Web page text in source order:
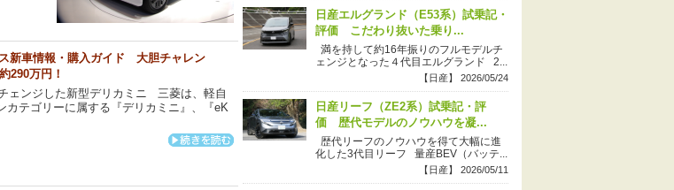
新車情報・購入ガイド 大胆チャレン
290万円！
ェンジした新型デリカミニ 三菱は、軽自
カテゴリーに属する『デリカミニ』、『eK
日産エルグランド（E53系）試乗記・
評価 こだわり抜いた乗り...
満を持して約16年振りのフルモデルチ
ェンジとなった４代目エルグランド 2...
【日産】 2026/05/24
日産リーフ（ZE2系）試乗記・評
価 歴代モデルのノウハウを凝...
歴代リーフのノウハウを得て大幅に進
化した3代目リーフ 量産BEV（バッテ...
【日産】 2026/05/11